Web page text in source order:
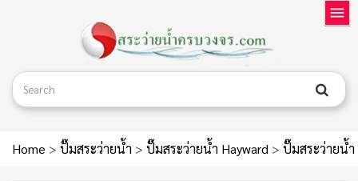
Home > ปั๊มสระว่ายน้ำ > ปั๊มสระว่ายน้ำ Hayward > ปั๊มสระว่ายน้ำ